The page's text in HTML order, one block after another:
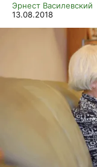
Эрнест Василевский
13.08.2018